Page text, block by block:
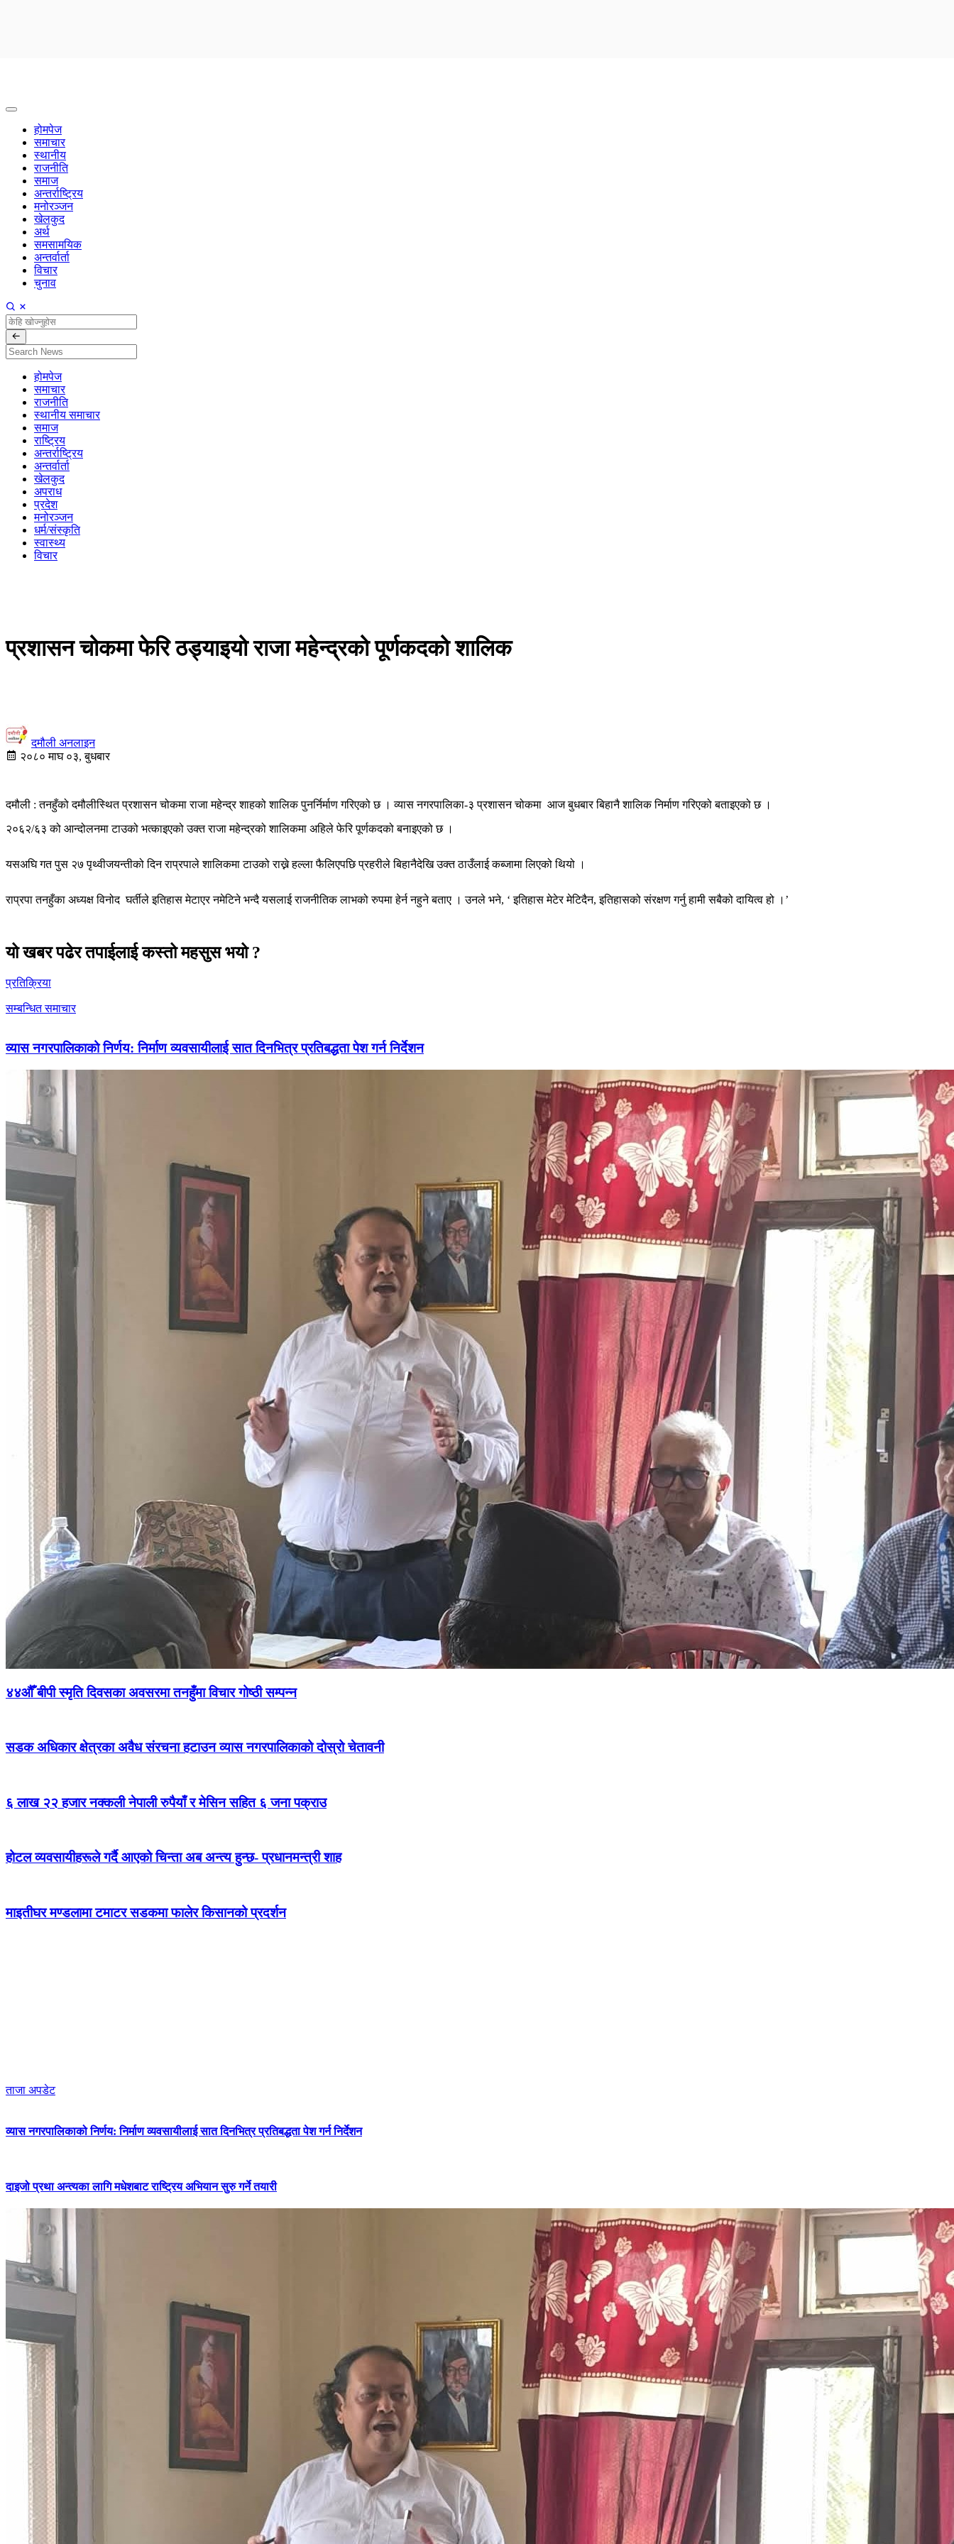
होमपेज
समाचार
स्थानीय
राजनीति
समाज
अन्तर्राष्ट्रिय
मनोरञ्जन
खेलकुद
अर्थ
समसामयिक
अन्तर्वार्ता
विचार
चुनाव
होमपेज
समाचार
राजनीति
स्थानीय समाचार
समाज
राष्ट्रिय
अन्तर्राष्ट्रिय
अन्तर्वार्ता
खेलकुद
अपराध
प्रदेश
मनोरञ्जन
धर्म/संस्कृति
स्वास्थ्य
विचार
प्रशासन चोकमा फेरि ठड्याइयो राजा महेन्द्रको पूर्णकदको शालिक
दमौली अनलाइन
२०८० माघ ०३, बुधबार
दमौली : तनहुँको दमौलीस्थित प्रशासन चोकमा राजा महेन्द्र शाहको शालिक पुनर्निर्माण गरिएको छ । व्यास नगरपालिका-३ प्रशासन चोकमा आज बुधबार बिहानै शालिक निर्माण गरिएको बताइएको छ ।
२०६२/६३ को आन्दोलनमा टाउको भत्काइएको उक्त राजा महेन्द्रको शालिकमा अहिले फेरि पूर्णकदको बनाइएको छ ।
यसअघि गत पुस २७ पृथ्वीजयन्तीको दिन राप्रपाले शालिकमा टाउको राख्ने हल्ला फैलिएपछि प्रहरीले बिहानैदेखि उक्त ठाउँलाई कब्जामा लिएको थियो ।
राप्रपा तनहुँका अध्यक्ष विनोद घर्तीले इतिहास मेटाएर नमेटिने भन्दै यसलाई राजनीतिक लाभको रुपमा हेर्न नहुने बताए । उनले भने, ‘ इतिहास मेटेर मेटिदैन, इतिहासको संरक्षण गर्नु हामी सबैको दायित्व हो ।’
यो खबर पढेर तपाईलाई कस्तो महसुस भयो ?
प्रतिक्रिया
सम्बन्धित समाचार
व्यास नगरपालिकाको निर्णय: निर्माण व्यवसायीलाई सात दिनभित्र प्रतिबद्धता पेश गर्न निर्देशन
४४औँ बीपी स्मृति दिवसका अवसरमा तनहुँमा विचार गोष्ठी सम्पन्न
सडक अधिकार क्षेत्रका अवैध संरचना हटाउन व्यास नगरपालिकाको दोस्रो चेतावनी
६ लाख २२ हजार नक्कली नेपाली रुपैयाँ र मेसिन सहित ६ जना पक्राउ
होटल व्यवसायीहरूले गर्दै आएको चिन्ता अब अन्त्य हुन्छ- प्रधानमन्त्री शाह
माइतीघर मण्डलामा टमाटर सडकमा फालेर किसानको प्रदर्शन
ताजा अपडेट
व्यास नगरपालिकाको निर्णय: निर्माण व्यवसायीलाई सात दिनभित्र प्रतिबद्धता पेश गर्न निर्देशन
दाइजो प्रथा अन्त्यका लागि मधेशबाट राष्ट्रिय अभियान सुरु गर्ने तयारी